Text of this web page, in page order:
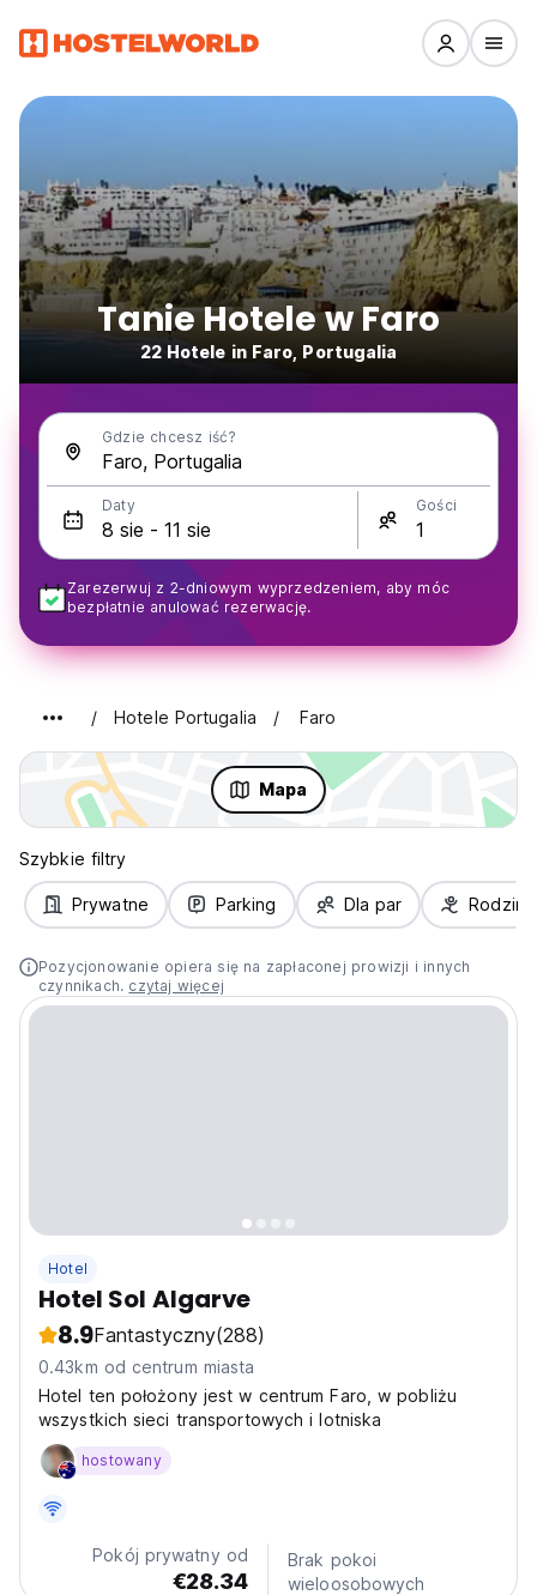
Tanie Hotele w Faro
22 Hotele in Faro, Portugalia
Gdzie chcesz iść?
Daty Gości
Zarezerwuj z 2-dniowym wyprzedzeniem, aby móc
bezpłatnie anulować rezerwację.
Hotele Portugalia Faro
Mapa
Szybkie filtry
Prywatne Parking Dla par Rodziny
Pozycjonowanie opiera się na zapłaconej prowizji i innych
czynnikach. czytaj więcej
Hotel
Hotel Sol Algarve
8.9Fantastyczny(288)
0.43km od centrum miasta
Hotel ten położony jest w centrum Faro, w pobliżu
wszystkich sieci transportowych i lotniska
hostowany
Pokój prywatny od
€28.34
Brak pokoi
wieloosobowych